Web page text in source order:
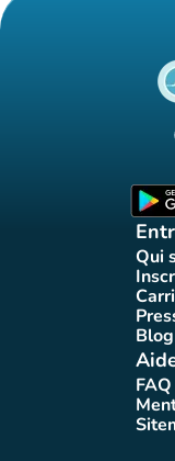
Qui
Blog
FAQ